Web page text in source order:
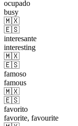
ocupado
busy
🇲🇽
🇪🇸
interesante
interesting
🇲🇽
🇪🇸
famoso
famous
🇲🇽
🇪🇸
favorito
favorite, favourite